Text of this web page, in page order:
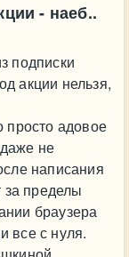
- наеб..
подписки
акции нельзя,
просто адовое
не
написания
за пределы
браузера
все с нуля.